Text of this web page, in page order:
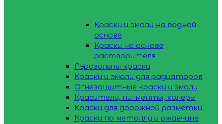
Краски и эмали на водной
основе
Краски на основе
растворителя
Аэрозольны краски
Краски и эмали для радиаторов
Огнезащитные краски и эмали
Красители, пигменты, колеры
Краски для дорожной разметки
Краски по металлу и ржавчине